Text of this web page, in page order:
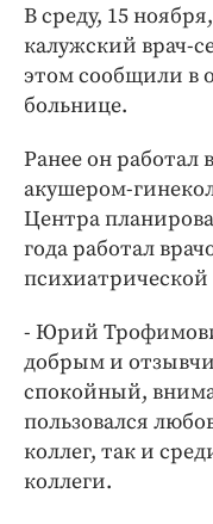
ПРОЕКТЫ
Интересное
Клиника года
Бренд года
В среду, 15
калужский врач-
этом сообщили в
больнице.
Ранее он работал
акушером-
Центра
года работал
- Юрий
добрым и
спокойный,
пользовался
коллег, так и
коллеги.